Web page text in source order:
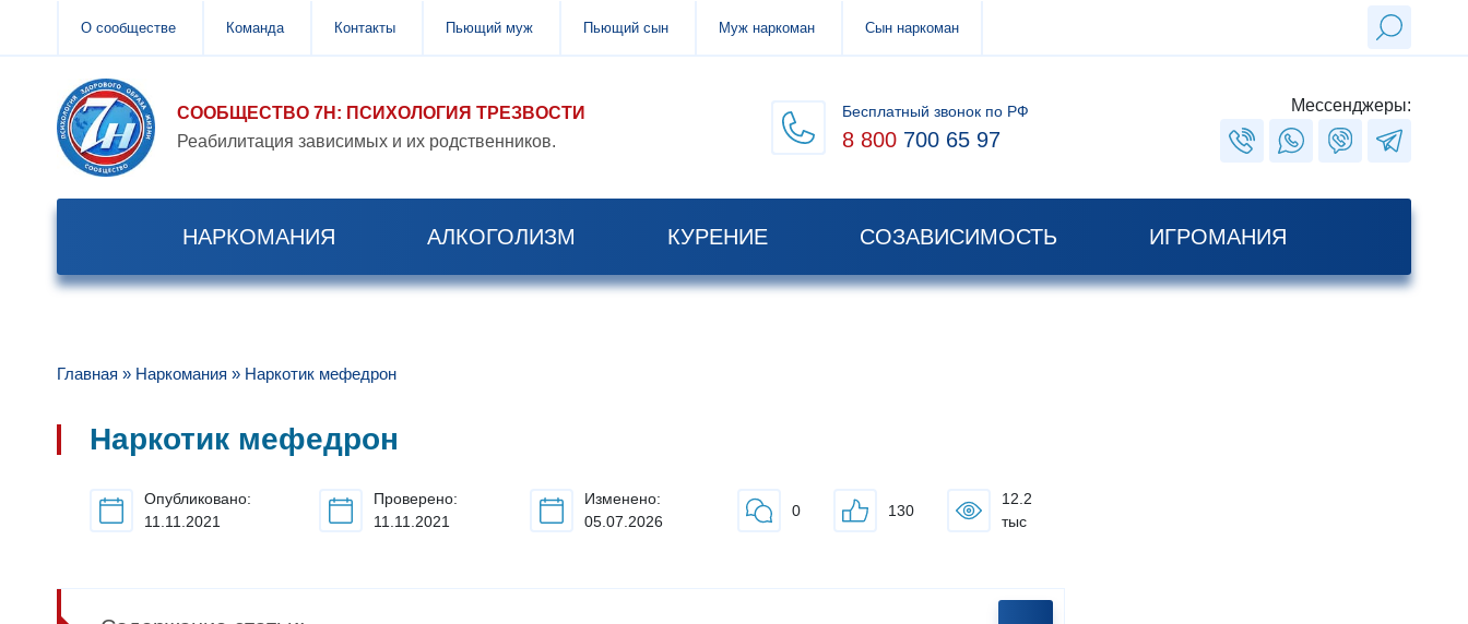
О сообществе Команда Контакты Пьющий муж Пьющий сын Муж наркоман Сын наркоман
СООБЩЕСТВО 7Н: ПСИХОЛОГИЯ ТРЕЗВОСТИ
Реабилитация зависимых и их родственников.
Бесплатный звонок по РФ
8 800 700 65 97
Мессенджеры:
НАРКОМАНИЯ АЛКОГОЛИЗМ КУРЕНИЕ СОЗАВИСИМОСТЬ ИГРОМАНИЯ
Главная » Наркомания » Наркотик мефедрон
Наркотик мефедрон
Опубликовано:
11.11.2021
Проверено:
11.11.2021
Изменено:
05.07.2026
0 130
12.2
тыс